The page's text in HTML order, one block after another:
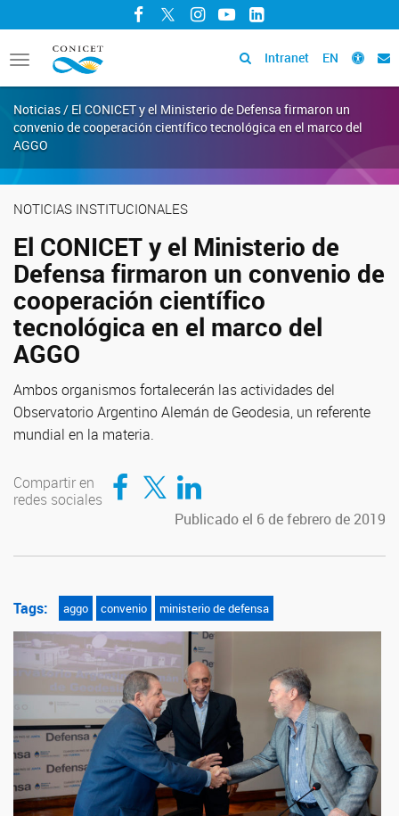
Facebook
TwitterInstagram
YouTubeLinkedIn
Toggle
navigation
Intranet EN
Noticias / El CONICET y el Ministerio de Defensa firmaron un
convenio de cooperación científico tecnológica en el marco del
AGGO
NOTICIAS INSTITUCIONALES
El CONICET y el Ministerio de
Defensa firmaron un convenio de
cooperación científico
tecnológica en el marco del
AGGO
Ambos organismos fortalecerán las actividades del
Observatorio Argentino Alemán de Geodesia, un referente
mundial en la materia.
Compartir en
redes sociales
Compartir en Facebook
Compartir en TwitterCompartir en LinkedIn
Publicado el 6 de febrero de 2019
Tags: aggo convenio ministerio de defensa